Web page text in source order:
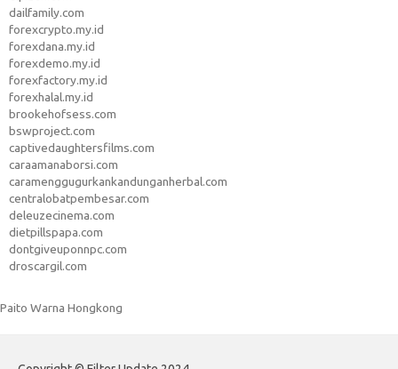
dailfamily.com
forexcrypto.my.id
forexdana.my.id
forexdemo.my.id
forexfactory.my.id
forexhalal.my.id
brookehofsess.com
bswproject.com
captivedaughtersfilms.com
caraamanaborsi.com
caramenggugurkankandunganherbal.com
centralobatpembesar.com
deleuzecinema.com
dietpillspapa.com
dontgiveuponnpc.com
droscargil.com
Paito Warna Hongkong